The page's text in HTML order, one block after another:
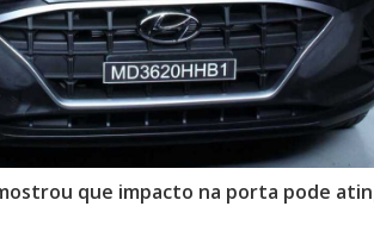
que impacto na porta pode